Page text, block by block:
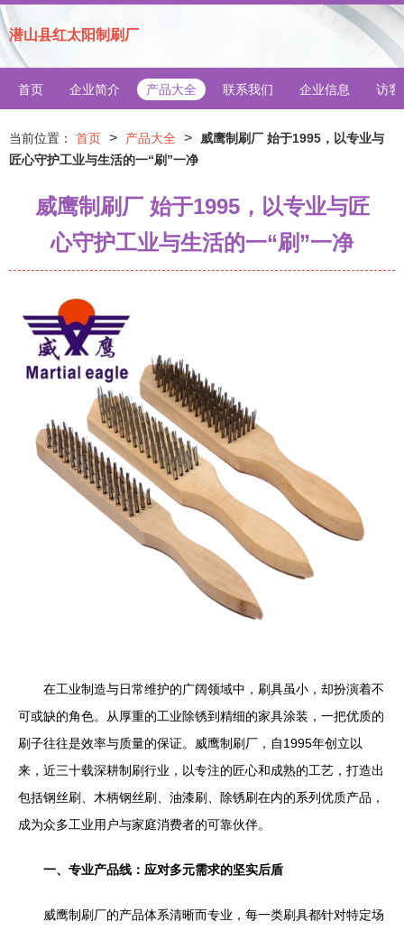
潜山县红太阳制刷厂
首页 企业简介 产品大全 联系我们 企业信息 访客
当前位置： 首页 > 产品大全 >
威鹰制刷厂 始于1995，以专业与
匠心守护工业与生活的一“刷”一净
威鹰制刷厂 始于1995，以专业与匠
心守护工业与生活的一“刷”一净
在工业制造与日常维护的广阔领域中，刷具虽小，却扮演着不
可或缺的角色。从厚重的工业除锈到精细的家具涂装，一把优质的
刷子往往是效率与质量的保证。威鹰制刷厂，自1995年创立以
来，近三十载深耕制刷行业，以专注的匠心和成熟的工艺，打造出
包括钢丝刷、木柄钢丝刷、油漆刷、除锈刷在内的系列优质产品，
成为众多工业用户与家庭消费者的可靠伙伴。
一、专业产品线：应对多元需求的坚实后盾
威鹰制刷厂的产品体系清晰而专业，每一类刷具都针对特定场